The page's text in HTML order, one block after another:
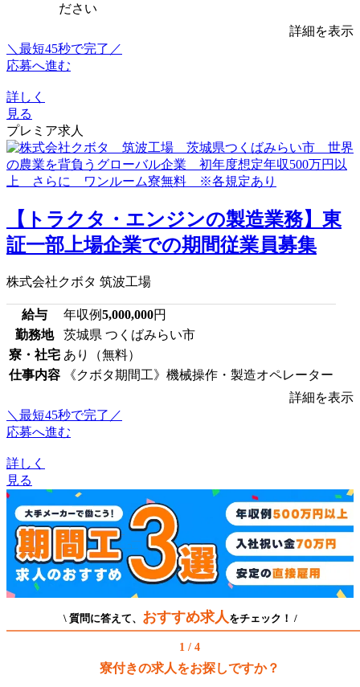
ださい
詳細を表示
＼最短45秒で完了／
応募へ進む
詳しく
見る
プレミア求人
【トラクタ・エンジンの製造業務】東
証一部上場企業での期間従業員募集
株式会社クボタ 筑波工場
給与 年収例5,000,000円
勤務地
茨城県 つくばみらい市
寮・社宅 あり（無料）
仕事内容
《クボタ期間工》機械操作・製造オペレーター
詳細を表示
＼最短45秒で完了／
応募へ進む
詳しく
見る
\ 質問に答えて、 おすすめ求人 をチェック！ /
1 / 4
寮付きの求人をお探しですか？